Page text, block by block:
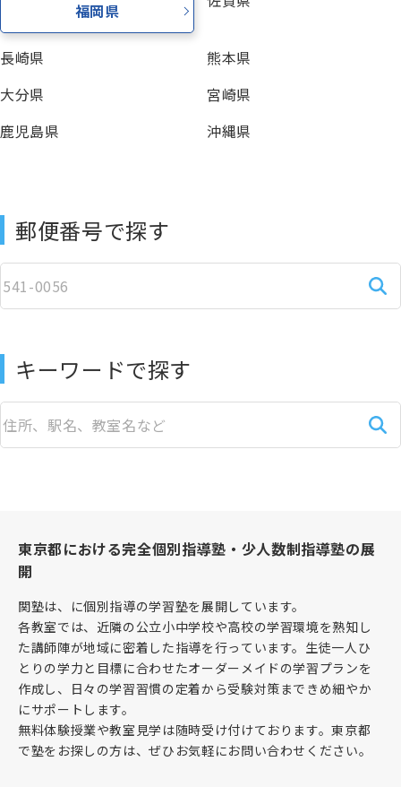
福岡県
長崎県
熊本県
大分県
宮崎県
鹿児島県
沖縄県
郵便番号で探す
キーワードで探す
東京都における完全個別指導塾・少人数制指導塾の展
開
関塾は、に個別指導の学習塾を展開しています。
各教室では、近隣の公立小中学校や高校の学習環境を熟知し
た講師陣が地域に密着した指導を行っています。生徒一人ひ
とりの学力と目標に合わせたオーダーメイドの学習プランを
作成し、日々の学習習慣の定着から受験対策まできめ細やか
にサポートします。
無料体験授業や教室見学は随時受け付けております。東京都
で塾をお探しの方は、ぜひお気軽にお問い合わせください。